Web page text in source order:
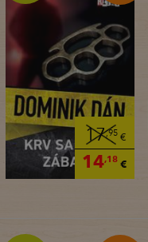
17,95€
14,18€